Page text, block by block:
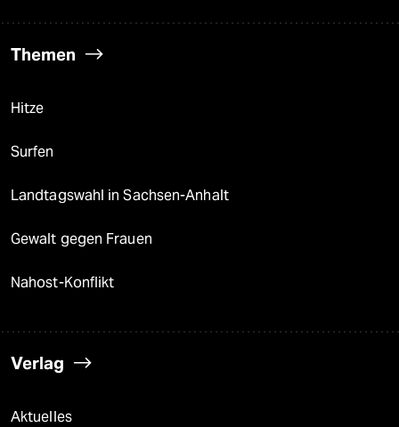
Themen
Hitze
Surfen
Landtagswahl in Sachsen-Anhalt
Gewalt gegen Frauen
Nahost-Konflikt
Verlag
Aktuelles